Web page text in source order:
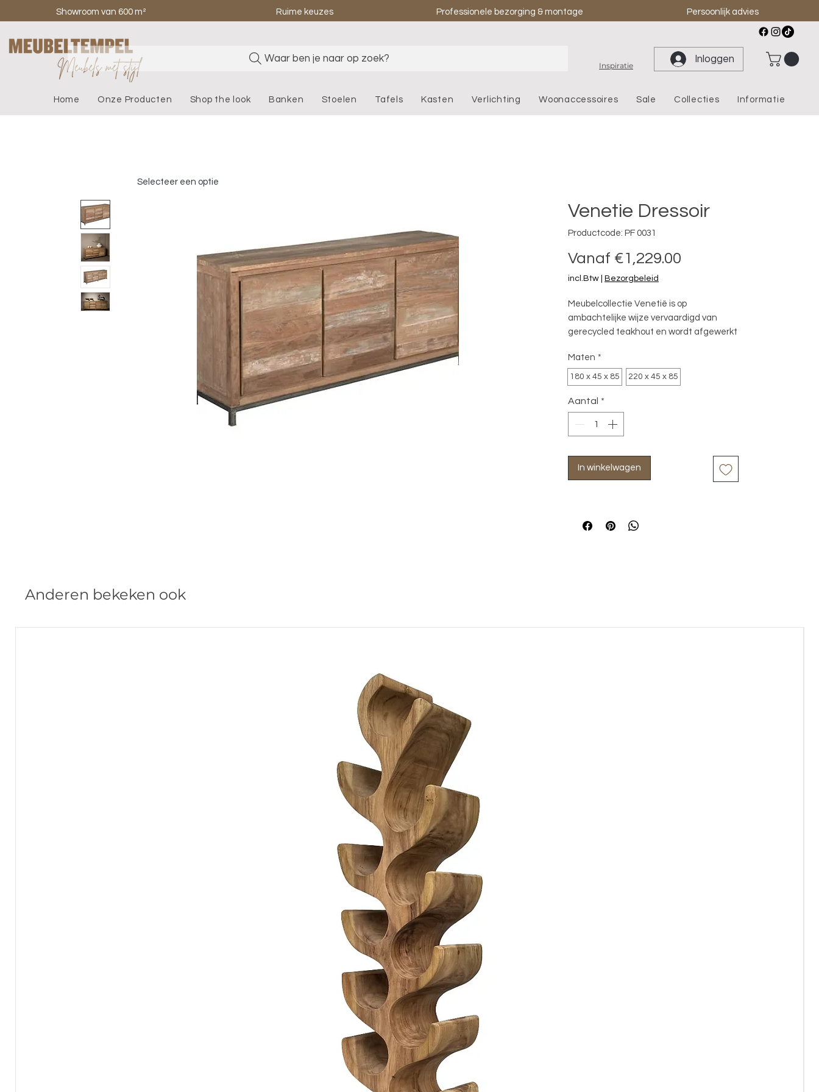
Showroom van 600 m² Ruime keuzes Professionele bezorging & montage Persoonlijk advies
Waar ben je naar op zoek?
Inspiratie
Inloggen
Home Onze Producten Shop the look Banken Stoelen Tafels Kasten Verlichting Woonaccessoires Sale Collecties Informatie
Venetie Dressoir
Productcode: PF 0031
Vanaf €1,229.00
incl.Btw Bezorgbeleid
Meubelcollectie Venetië is op
ambachtelijke wijze vervaardigd van
gerecycled teakhout en wordt afgewerkt
combinatie met metaal krijgen deze
strakke greeploze meubelen een stoere
en industriële look.
Maten *
180 x 45 x 85 220 x 45 x 85
Aantal *
In winkelwagen
Selecteer een optie
Anderen bekeken ook